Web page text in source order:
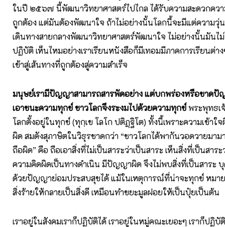
ในปี ๒๕๖๗ นี้พัฒนาวิทยาศาสตร์ไปไกล ได้รับความสะดวกคว
ถูกต้อง แต่มันต้องพัฒนาใจ ถ้าไม่อย่างนั้นโลกนี้จะมีแต่ความวุ่น
เดินทางสายกลางพัฒนาวิทยาศาสตร์พัฒนาใจ ไม่อย่างนั้นมันไม่
ปฏิบัติ เห็นไหมอย่างเราเรียนหนังสือก็มีเทอมมีภาคการเรียนต่า
เข้าสู่เส้นทางที่ถูกต้องสู่ความสำเร็จ
มนุษย์เรามีปัญญาสามารถสารพัดอย่างแต่บกพร่องหรือขาดปั
เอาชนะความทุกข์ชาวโลกจึงระงมไปด้วยความทุกข์พระพุทธเ
โลกตั้งอยู่ในทุกข์ (ทุกฺเข โลโก ปติฏฺฐิโต) ทั้งนี้เพราะความเข้าใจ
ผิด สมดังสุภาษิตในวิธุรชาดกว่า “ชาวโลกได้พากันวอดวายมาม
ถือผิด” คือ ถือเอาสิ่งที่ไม่เป็นสาระว่าเป็นสาระ เห็นสิ่งที่เป็นสาระ
ความคิดผิดเป็นทางดำเนิน มีปัญญาผิด จึงไม่พบสิ่งที่เป็นสาระ
ด้วยปัญญาย่อมประสบสุขได้ แม้ในเหตุการณ์ที่น่าจะทุกข์ หมาย
สิ่งร้ายให้กลายเป็นสิ่งดี เหมือนทำขยะมูลฝอยให้เป็นปุ๋ยเป็นต้น
เราอยู่ในสังคมเราก็ปฏิบัติได้ เราอยู่ในหมู่คณะเยอะๆ เราก็ปฏิบั